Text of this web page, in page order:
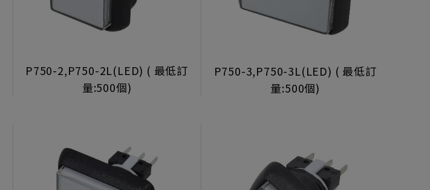
P750-2,P750-2L(LED) ( 最低訂
量:500個)
P750-3,P750-3L(LED) ( 最低訂
量:500個)